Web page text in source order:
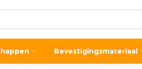
Bevestigingsmateriaal